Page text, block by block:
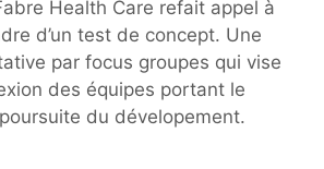
Health Care refait appel à
d’un test de concept. Une
par focus groupes qui vise
des équipes portant le
du dévelopement.